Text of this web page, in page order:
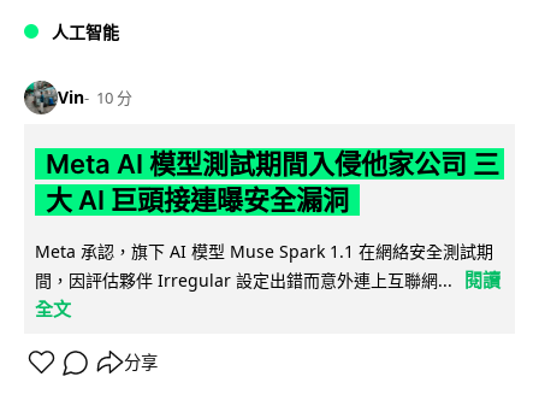
人工智能
Vin 10 分
Meta AI 模型測試期間入侵他家公司 三
大 AI 巨頭接連曝安全漏洞
Meta 承認，旗下 AI 模型 Muse Spark 1.1 在網絡安全測試期
間，因評估夥伴 Irregular 設定出錯而意外連上互聯網...
閱讀
全文
分享